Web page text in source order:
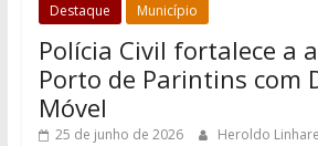
Destaque Município
Polícia Civil fortalece a
Porto de Parintins com
Móvel
25 de junho de 2026 Heroldo